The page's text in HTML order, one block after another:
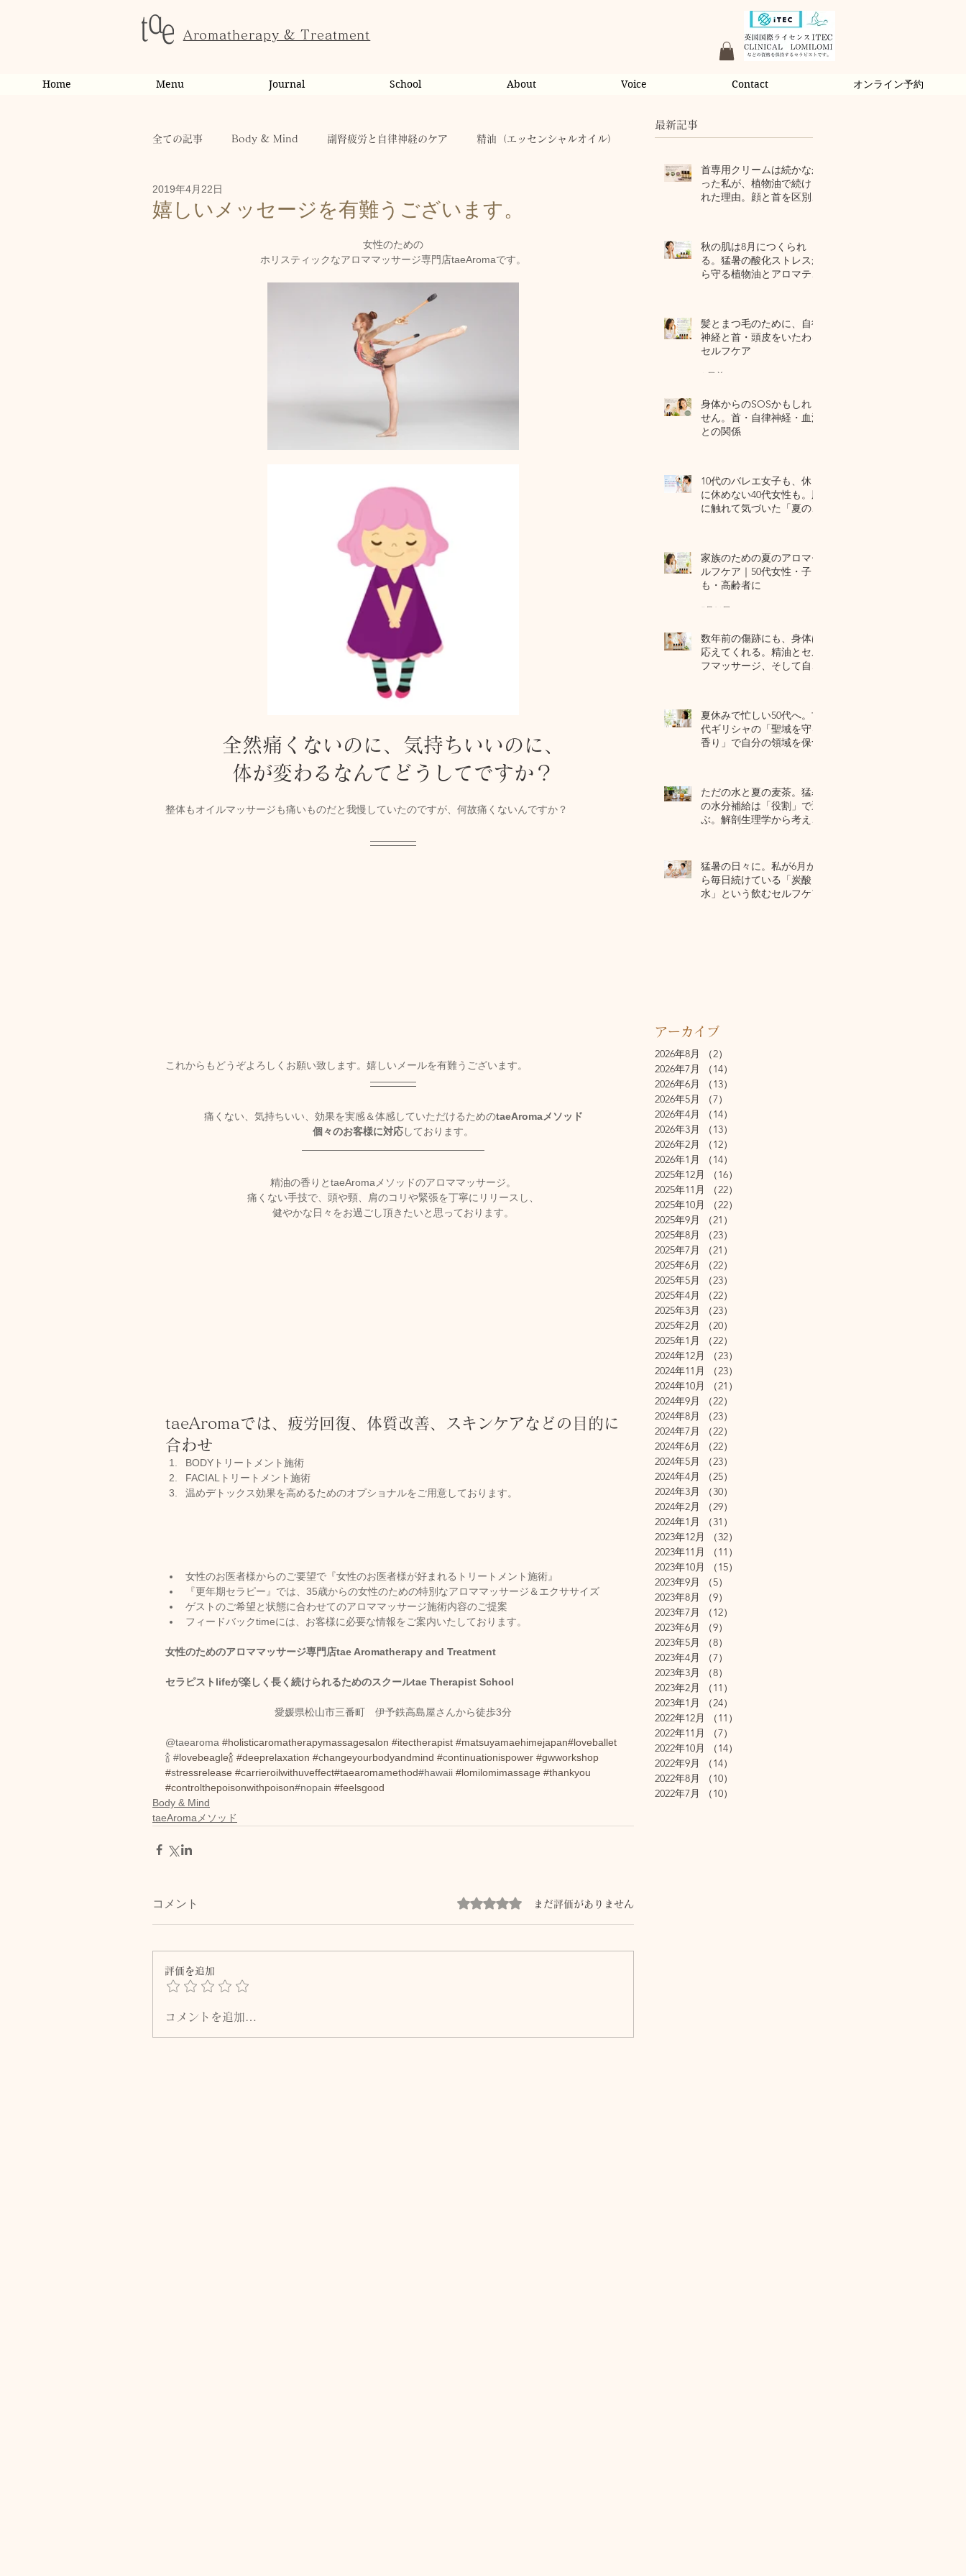
Aromatherapy & Treatment
Home Menu Journal School About Voice Contact オンライン予約
全ての記事 Body & Mind 副腎疲労と自律神経のケア 精油（エッセンシャルオイル）
お客様の変化・ご感想
からだのこと tae Therapist School
taeAromaサロン
キャンペーン
妊娠（プレナタル）
子供のためのアロママッサージ
嬉しいメッセージを有難うございます。
2019年4月22日
女性のための
ホリスティックなアロママッサージ専門店taeAromaです。
全然痛くないのに、気持ちいいのに、
体が変わるなんてどうしてですか？
整体もオイルマッサージも痛いものだと我慢していたのですが、何故痛くないんですか？
これからもどうぞよろしくお願い致します。嬉しいメールを有難うございます。
痛くない、気持ちいい、効果を実感＆体感していただけるためのtaeAromaメソッド
個々のお客様に対応しております。
精油の香りとtaeAromaメソッドのアロママッサージ。
痛くない手技で、頭や頸、肩のコリや緊張を丁寧にリリースし、
健やかな日々をお過ごし頂きたいと思っております。
taeAromaでは、疲労回復、体質改善、スキンケアなどの目的に
合わせ
BODYトリートメント施術
FACIALトリートメント施術
温めデトックス効果を高めるためのオプショナルをご用意しております。
女性のお医者様からのご要望で『女性のお医者様が好まれるトリートメント施術』
『更年期セラピー』では、35歳からの女性のための特別なアロママッサージ＆エクササイズ
ゲストのご希望と状態に合わせてのアロママッサージ施術内容のご提案
フィードバックtimeには、お客様に必要な情報をご案内いたしております。
女性のためのアロママッサージ専門店tae Aromatherapy and Treatment
セラピストlifeが楽しく長く続けられるためのスクールtae Therapist School
愛媛県松山市三番町　伊予鉄高島屋さんから徒歩3分
@taearoma #holisticaromatherapymassagesalon #itectherapist #matsuyamaehimejapan#loveballet
🍾 #lovebeagle🍾 #deeprelaxation #changeyourbodyandmind #continuationispower #gwworkshop
#stressrelease #carrieroilwithuveffect#taearomamethod#hawaii #lomilomimassage #thankyou
#controlthepoisonwithpoison#nopain #feelsgood
Body & Mind
taeAromaメソッド
コメント 5つ星のうち0と評価されています。
まだ評価がありません
評価を追加
コメントを追加…
最新記事
首専用クリームは続かなか
った私が、植物油で続けら
れた理由。顔と首を区別し
秋の肌は8月につくられ
る。猛暑の酸化ストレスか
ら守る植物油とアロマテラ
髪とまつ毛のために、自律
神経と首・頭皮をいたわる
セルフケア
6 日前
身体からのSOSかもしれま
せん。首・自律神経・血流
との関係
10代のバレエ女子も、休日
に休めない40代女性も。肌
に触れて気づいた「夏の全
家族のための夏のアロマセ
ルフケア｜50代女性・子ど
も・高齢者に
7月24日
数年前の傷跡にも、身体は
応えてくれる。精油とセル
フマッサージ、そして自己
夏休みで忙しい50代へ。古
代ギリシャの「聖域を守る
香り」で自分の領域を保つ
ただの水と夏の麦茶。猛暑
の水分補給は「役割」で選
ぶ。解剖生理学から考える
猛暑の日々に。私が6月か
ら毎日続けている「炭酸
水」という飲むセルフケア
アーカイブ
2026年8月
（2）
2026年7月
（14）
2026年6月
（13）
2026年5月
（7）
2026年4月
（14）
2026年3月
（13）
2026年2月
（12）
2026年1月
（14）
2025年12月
（16）
2025年11月
（22）
2025年10月
（22）
2025年9月
（21）
2025年8月
（23）
2025年7月
（21）
2025年6月
（22）
2025年5月
（23）
2025年4月
（22）
2025年3月
（23）
2025年2月
（20）
2025年1月
（22）
2024年12月
（23）
2024年11月
（23）
2024年10月
（21）
2024年9月
（22）
2024年8月
（23）
2024年7月
（22）
2024年6月
（22）
2024年5月
（23）
2024年4月
（25）
2024年3月
（30）
2024年2月
（29）
2024年1月
（31）
2023年12月
（32）
2023年11月
（11）
2023年10月
（15）
2023年9月
（5）
2023年8月
（9）
2023年7月
（12）
2023年6月
（9）
2023年5月
（8）
2023年4月
（7）
2023年3月
（8）
2023年2月
（11）
2023年1月
（24）
2022年12月
（11）
2022年11月
（7）
2022年10月
（14）
2022年9月
（14）
2022年8月
（10）
2022年7月
（10）